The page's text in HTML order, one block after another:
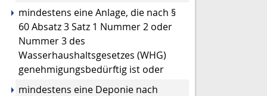
mindestens eine Anlage, die nach §
60 Absatz 3 Satz 1 Nummer 2 oder
Nummer 3 des
Wasserhaushaltsgesetzes (WHG)
genehmigungsbedürftig ist oder
mindestens eine Deponie nach